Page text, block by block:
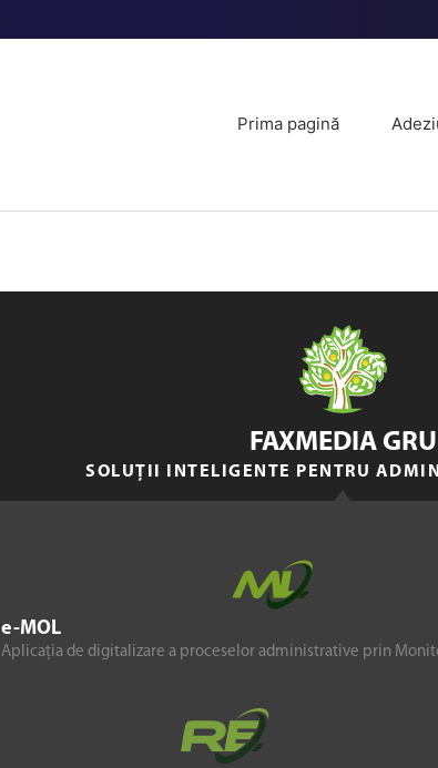
Prima pagină
e-MOL
Aplicația de digitalizare a proceselor administrative prin
FAXMEDIA
SOLUȚII INTELIGENTE PENTRU